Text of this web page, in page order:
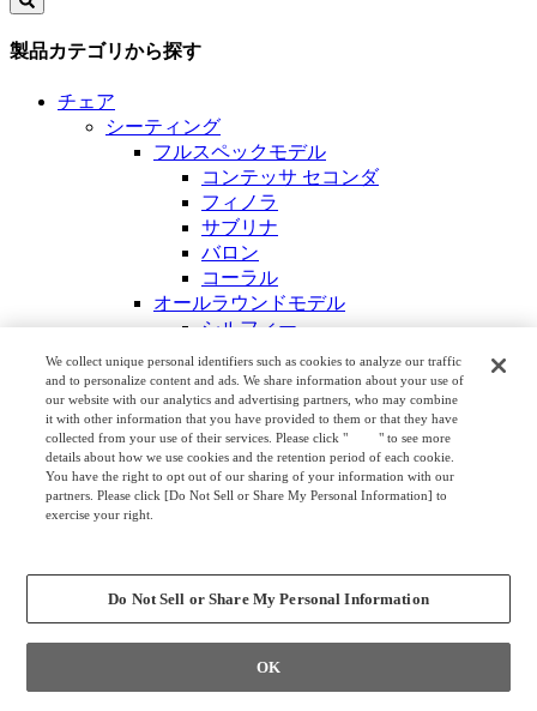
製品カテゴリから探す
チェア
シーティング
フルスペックモデル
コンテッサ セコンダ
フィノラ
サブリナ
バロン
コーラル
オールラウンドモデル
シルフィー
スフィア
ポータム
ライトタスクモデル
モード
フルーエント
ライブス ワークチェア
シナーラ
コンパクトモデル
CG－M
ライブス エントリーチェア
We collect unique personal identifiers such as cookies to analyze our traffic
and to personalize content and ads. We share information about your use of
our website with our analytics and advertising partners, who may combine
it with other information that you have provided to them or that they have
collected from your use of their services. Please click "
here" to see more
details about how we use cookies and the retention period of each cookie.
You have the right to opt out of our sharing of your information with our
partners. Please click [Do Not Sell or Share My Personal Information] to
exercise your right.
Do Not Sell or Share My Personal Information
OK